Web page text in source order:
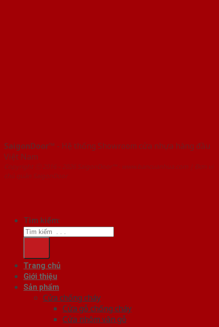
SaigonDoor™ - Hệ thống Showroom cửa nhựa hàng đầu
Việt Nam
Copyright ⓒ 2016 – 2026 SaigonDoor™ - www.bancuanhua.com | Đơn vị
chủ quản SaigonDoor
Tìm kiếm:
Trang chủ
Giới thiệu
Sản phẩm
Cửa chống cháy
Cửa gỗ chống cháy
Cửa nhôm vân gỗ